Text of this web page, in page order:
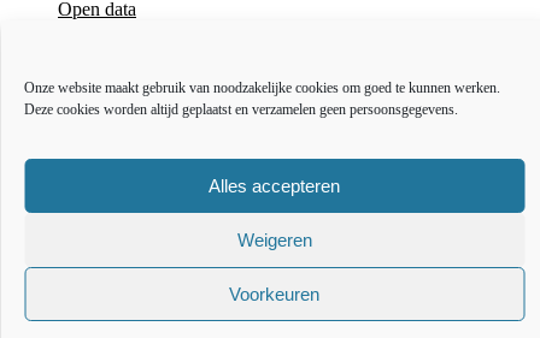
Onze website maakt gebruik van noodzakelijke cookies om goed te kunnen werken.
Deze cookies worden altijd geplaatst en verzamelen geen persoonsgegevens.
Alles accepteren
Weigeren
Voorkeuren
Open data